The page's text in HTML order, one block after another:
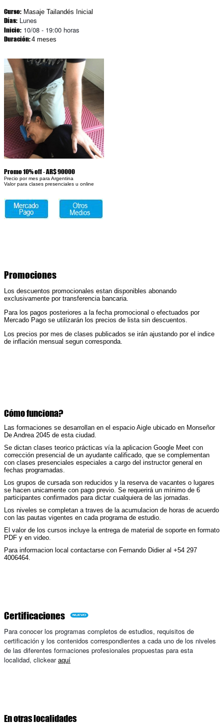
Curso: Masaje Tailandés Inicial
Días: Lunes
Inicio: 10/08 - 19:00 horas
Duración:4 meses
Promo 10% off- AR$90000
Precio por mes para Argentina
Valor para clases presenciales u online
Promociones
Los descuentos promocionales estan disponibles abonando
exclusivamente por transferencia bancaria.
Para los pagos posteriores a la fecha promocional o efectuados por
Mercado Pago se utilizarán los precios de lista sin descuentos.
Los precios por mes de clases publicados se irán ajustando por el indice
de inflación mensual segun corresponda.
Cómo funciona?
Las formaciones se desarrollan en el espacio Aigle ubicado en Monseñor
De Andrea 2045 de esta ciudad.
Se dictan clases teorico prácticas vía la aplicacion Google Meet con
corrección presencial de un ayudante calificado, que se complementan
con clases presenciales especiales a cargo del instructor general en
fechas programadas.
Los grupos de cursada son reducidos y la reserva de vacantes o lugares
se hacen unicamente con pago previo. Se requerirá un mínimo de 6
participantes confirmados para dictar cualquiera de las jornadas.
Los niveles se completan a traves de la acumulacion de horas de acuerdo
con las pautas vigentes en cada programa de estudio.
El valor de los cursos incluye la entrega de material de soporte en formato
PDF y en video.
Para informacion local contactarse con Fernando Didier al +54 297
4006464.
Certificaciones
Para conocer los programas completos de estudios, requisitos de
certificación y los contenidos correspondientes a cada uno de los niveles
de las diferentes formaciones profesionales propuestas para esta
localidad, clickear aquí
Enotras localidades